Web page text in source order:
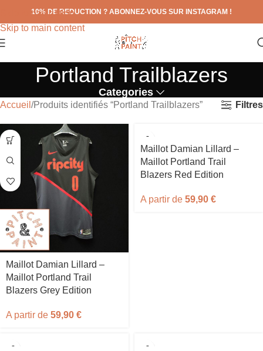
Skip to navigation
Skip to main content
10% DE REDUCTION ? ABONNEZ-VOUS SUR INSTAGRAM !
Portland Trailblazers
Categories
Accueil Produits identifiés “Portland Trailblazers” Filtres
Maillot Damian Lillard –
Maillot Portland Trail
Blazers Grey Edition
A partir de 59,90 €
Maillot Damian Lillard –
Maillot Portland Trail
Blazers Red Edition
A partir de 59,90 €